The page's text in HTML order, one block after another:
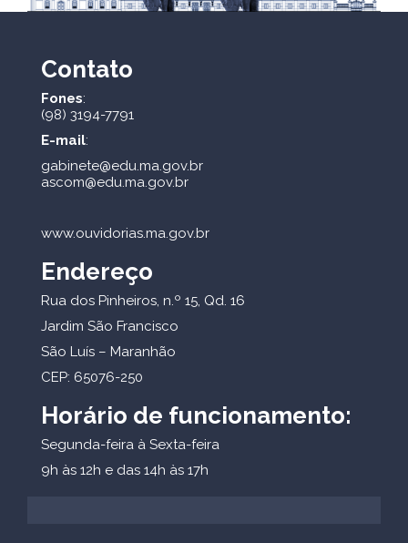
Contato
Fones:
(98) 3194-7791
E-mail:
gabinete@edu.ma.gov.br
ascom@edu.ma.gov.br
www.ouvidorias.ma.gov.br
Endereço
Rua dos Pinheiros, n.º 15, Qd. 16
Jardim São Francisco
São Luís – Maranhão
CEP: 65076-250
Horário de funcionamento:
Segunda-feira à Sexta-feira
9h às 12h e das 14h às 17h